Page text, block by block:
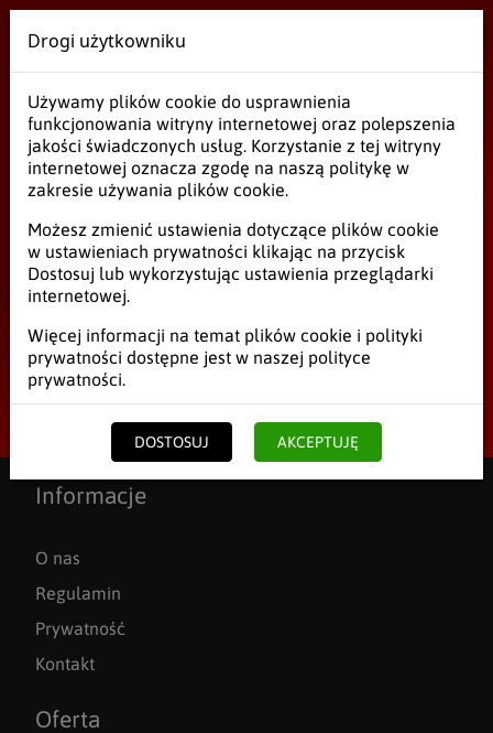
Wielobranżowe
Błąd 404 - strona nie istnieje
Niestety taki adres strony nie istnieje.
Błąd 404 - strona nie istnieje
Informacje
O nas
Regulamin
Prywatność
Kontakt
Oferta
Drogi użytkowniku
Używamy plików cookie do usprawnienia
funkcjonowania witryny internetowej oraz polepszenia
jakości świadczonych usług. Korzystanie z tej witryny
internetowej oznacza zgodę na naszą politykę w
zakresie używania plików cookie.
Możesz zmienić ustawienia dotyczące plików cookie
w ustawieniach prywatności klikając na przycisk
Dostosuj lub wykorzystując ustawienia przeglądarki
internetowej.
Więcej informacji na temat plików cookie i polityki
prywatności dostępne jest w naszej polityce
prywatności.
DOSTOSUJ AKCEPTUJĘ